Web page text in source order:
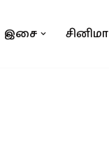
இசை சினிமா